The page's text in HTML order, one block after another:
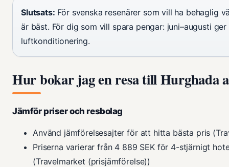
Slutsats: För svenska resenärer som vill ha behaglig
är bäst. För dig som vill spara pengar: juni–augusti
luftkonditionering.
Hur bokar jag en resa till Hurghada
Jämför priser och resbolag
Använd jämförelsesajter för att hitta bästa pris
Priserna varierar från 4 889 SEK för 4-stjärnigt
(Travelmarket (prisjämförelse))